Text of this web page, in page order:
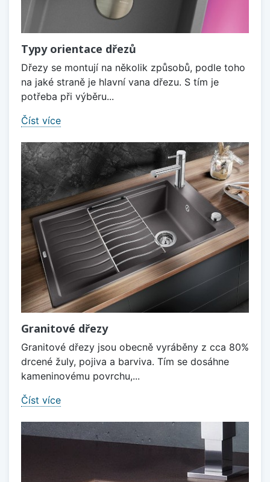
Typy orientace dřezů
Dřezy se montují na několik způsobů, podle toho
na jaké straně je hlavní vana dřezu. S tím je
potřeba při výběru...
Číst více
Granitové dřezy
Granitové dřezy jsou obecně vyráběny z cca 80%
drcené žuly, pojiva a barviva. Tím se dosáhne
kameninovému povrchu,...
Číst více